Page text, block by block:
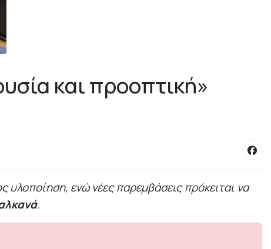
και προοπτική»
υλοποίηση, ενώ νέες παρεμβάσεις πρόκειται να
.